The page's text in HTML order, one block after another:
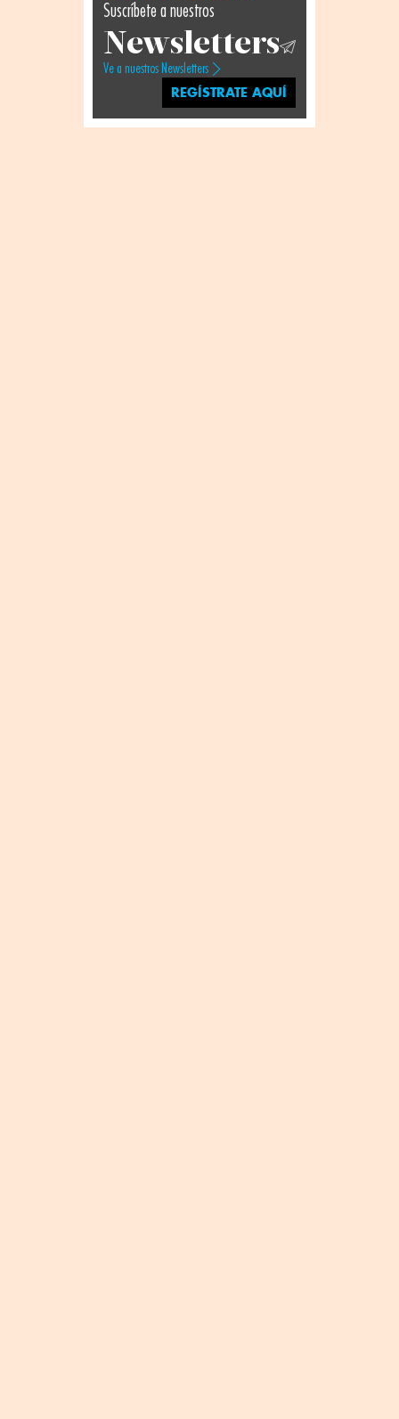
Suscríbete a nuestros
Newsletters
Ve a nuestros Newsletters
REGÍSTRATE AQUÍ